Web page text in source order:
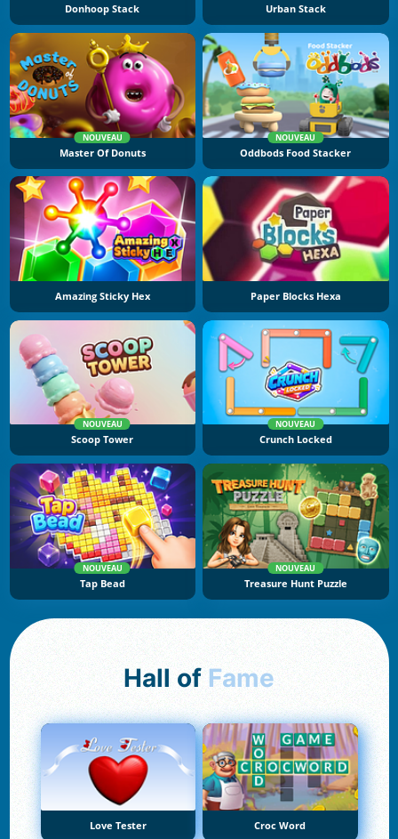
Donhoop Stack Urban Stack
NOUVEAU
Master Of Donuts
NOUVEAU
Oddbods Food Stacker
Amazing Sticky Hex Paper Blocks Hexa
NOUVEAU
Scoop Tower
NOUVEAU
Crunch Locked
NOUVEAU
Tap Bead
NOUVEAU
Treasure Hunt Puzzle
Hall of Fame
Love Tester Croc Word